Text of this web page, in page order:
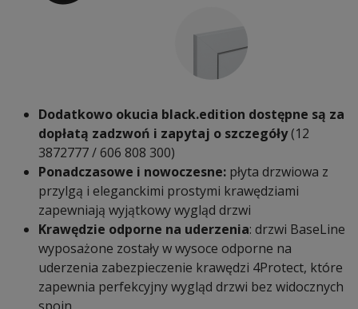
Dodatkowo okucia black.edition dostępne są za
dopłatą zadzwoń i zapytaj o szczegóły(12
3872777 / 606 808 300)
Ponadczasowe i nowoczesne: płyta drzwiowa z
przylgą i eleganckimi prostymi krawędziami
zapewniają wyjątkowy wygląd drzwi
Krawędzie odporne na uderzenia: drzwi BaseLine
wyposażone zostały w wysoce odporne na
uderzenia zabezpieczenie krawędzi 4Protect, które
zapewnia perfekcyjny wygląd drzwi bez widocznych
spoin